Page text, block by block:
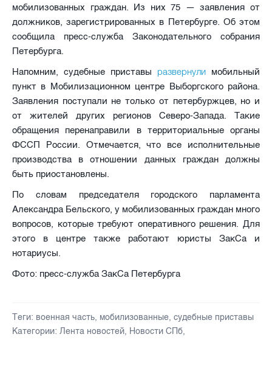
мобилизованных граждан. Из них 75 — заявления от
должников, зарегистрированных в Петербурге. Об этом
сообщила пресс-служба Законодательного собрания
Петербурга.
Напомним, судебные приставы развернули мобильный
пункт в Мобилизационном центре Выборгского района.
Заявления поступали не только от петербуржцев, но и
от жителей других регионов Северо-Запада. Такие
обращения перенаправили в территориальные органы
ФССП России. Отмечается, что все исполнительные
производства в отношении данных граждан должны
быть приостановлены.
По словам председателя городского парламента
Александра Бельского, у мобилизованных граждан много
вопросов, которые требуют оперативного решения. Для
этого в центре также работают юристы ЗакСа и
нотариусы.
Фото: пресс-служба ЗакСа Петербурга
Теги: военная часть, мобилизованные, судебные приставы
Категории: Лента новостей, Новости СПб,